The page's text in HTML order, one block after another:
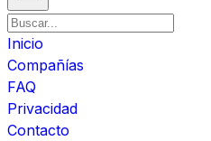
Inicio
Compañías
FAQ
Privacidad
Contacto